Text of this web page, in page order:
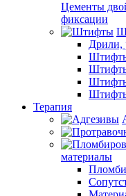
Цементы
фиксации
Дрили,
Терапия
материалы